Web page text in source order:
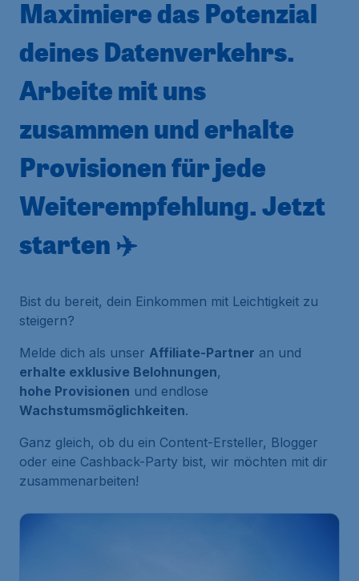
Maximiere das Potenzial
deines Datenverkehrs.
Arbeite mit uns
zusammen und erhalte
Provisionen für jede
Weiterempfehlung. Jetzt
starten ✈️
Bist du bereit, dein Einkommen mit Leichtigkeit zu
steigern?
Melde dich als unser Affiliate-Partner an und
erhalte exklusive Belohnungen,
hohe Provisionen und endlose
Wachstumsmöglichkeiten.
Ganz gleich, ob du ein Content-Ersteller, Blogger
oder eine Cashback-Party bist, wir möchten mit dir
zusammenarbeiten!